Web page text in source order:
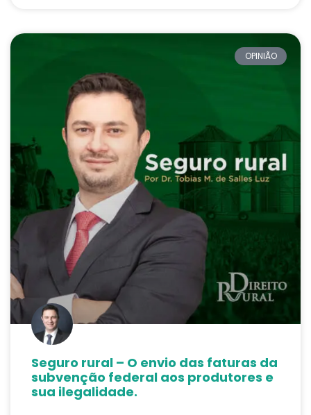
OPINIÃO
Seguro rural – O envio das faturas da
subvenção federal aos produtores e
sua ilegalidade.